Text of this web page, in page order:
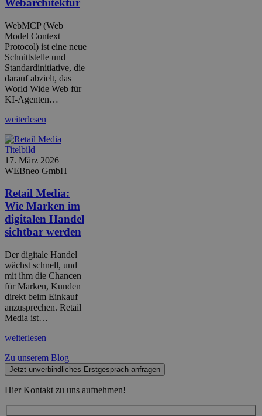
Webarchitektur
WebMCP (Web
Model Context
Protocol) ist eine neue
Schnittstelle und
Standardinitiative, die
darauf abzielt, das
World Wide Web für
KI-Agenten…
weiterlesen
17. März 2026
WEBneo GmbH
Retail Media:
Wie Marken im
digitalen Handel
sichtbar werden
Der digitale Handel
wächst schnell, und
mit ihm die Chancen
für Marken, Kunden
direkt beim Einkauf
anzusprechen. Retail
Media ist…
weiterlesen
Zu unserem Blog
Jetzt unverbindliches Erstgespräch anfragen
Hier Kontakt zu uns aufnehmen!